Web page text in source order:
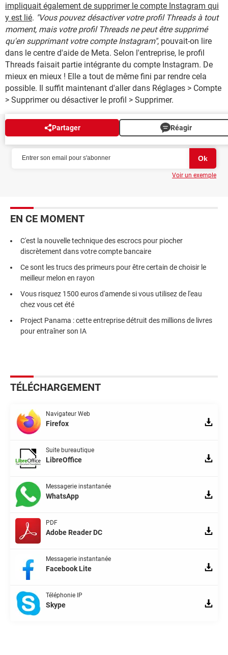
impliquait également de supprimer le compte Instagram qui
y est lié. "Vous pouvez désactiver votre profil Threads à tout
moment, mais votre profil Threads ne peut être supprimé
qu'en supprimant votre compte Instagram", pouvait-on lire
dans le centre d'aide de Meta. Selon l'entreprise, le profil
Threads faisait partie intégrante du compte Instagram. De
mieux en mieux ! Elle a tout de même fini par rendre cela
possible. Il suffit maintenant d'aller dans Réglages > Compte
> Supprimer ou désactiver le profil > Supprimer.
Partager Réagir
NEWSLETTER
Voir un exemple
EN CE MOMENT
C'est la nouvelle technique des escrocs pour piocher
discrètement dans votre compte bancaire
Ce sont les trucs des primeurs pour être certain de choisir le
meilleur melon en rayon
Vous risquez 1500 euros d'amende si vous utilisez de l'eau
chez vous cet été
Project Panama : cette entreprise détruit des millions de livres
pour entraîner son IA
TÉLÉCHARGEMENT
Navigateur Web
Firefox
Suite bureautique
LibreOffice
Messagerie instantanée
WhatsApp
PDF
Adobe Reader DC
Messagerie instantanée
Facebook Lite
Téléphonie IP
Skype